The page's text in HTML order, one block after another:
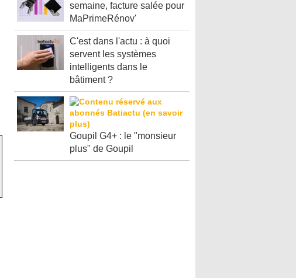
semaine, facture salée pour
MaPrimeRénov'
C'est dans l'actu : à quoi
servent les systèmes
intelligents dans le
bâtiment ?
Goupil G4+ : le "monsieur
plus" de Goupil